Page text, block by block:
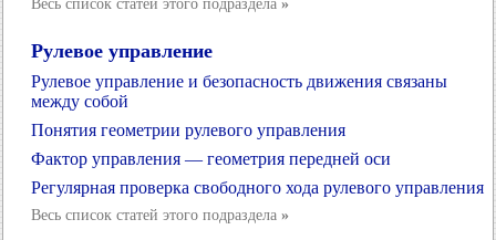
Весь список статей этого подраздела »
Рулевое управление
Рулевое управление и безопасность движения связаны
между собой
Понятия геометрии рулевого управления
Фактор управления — геометрия передней оси
Регулярная проверка свободного хода рулевого управления
Весь список статей этого подраздела »